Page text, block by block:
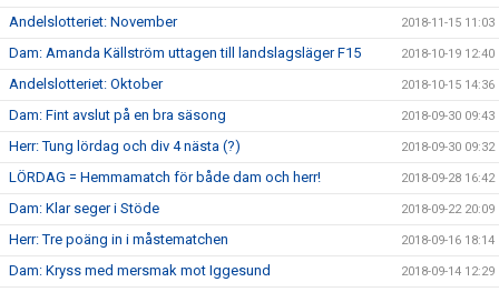
Andelslotteriet: November 2018-11-15 11:03
Dam: Amanda Källström uttagen till landslagsläger F15 2018-10-19 12:40
Andelslotteriet: Oktober 2018-10-15 14:36
Dam: Fint avslut på en bra säsong 2018-09-30 09:43
Herr: Tung lördag och div 4 nästa (?) 2018-09-30 09:32
LÖRDAG = Hemmamatch för både dam och herr! 2018-09-28 16:42
Dam: Klar seger i Stöde 2018-09-22 20:09
Herr: Tre poäng in i måstematchen 2018-09-16 18:14
Dam: Kryss med mersmak mot Iggesund 2018-09-14 12:29